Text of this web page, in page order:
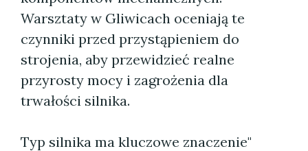
Warsztaty w Gliwicach oceniają te
czynniki przed przystąpieniem do
strojenia, aby przewidzieć realne
przyrosty mocy i zagrożenia dla
trwałości silnika.
Typ silnika ma kluczowe znaczenie"